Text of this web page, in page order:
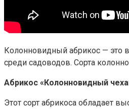
Колонновидный абрикос — это
среди садоводов. Сорта
Абрикос «Колонновидный
Этот сорт абрикоса обладает